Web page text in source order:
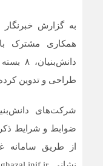
به گزارش
همکاری مشترک
طراحی و تدوین
شرکت‌های
از طریق سامانه